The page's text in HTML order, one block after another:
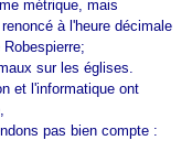
métrique, mais
à l'heure décimale
sur les églises.
et l'informatique ont
pas bien compte :